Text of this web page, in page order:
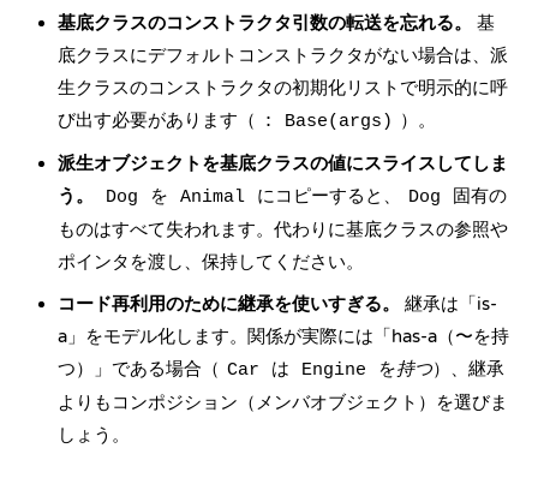
基底クラスのコンストラクタ引数の転送を忘れる。
基
底クラスにデフォルトコンストラクタがない場合は、派
生クラスのコンストラクタの初期化リストで明示的に呼
び出す必要があります（
: Base(args) ）。
派生オブジェクトを基底クラスの値にスライスしてしま
う。
Dog を Animal にコピーすると、 Dog
固有の
ものはすべて失われます。代わりに基底クラスの参照や
ポインタを渡し、保持してください。
コード再利用のために継承を使いすぎる。
継承は「is-
a」をモデル化します。関係が実際には「has-a（〜を持
つ）」である場合（ Car は Engine を持つ）、継承
よりもコンポジション（メンバオブジェクト）を選びま
しょう。